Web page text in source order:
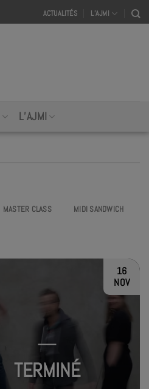
ACTUALITÉS L’AJMI
L’AJMI
MASTER CLASS
MIDI SANDWICH
16
NOV
TERMINÉ